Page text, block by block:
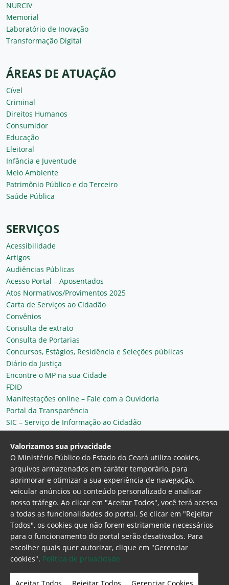
NURCIV
Memorial
Laboratório de Inovação
Transformação Digital
ÁREAS DE ATUAÇÃO
Cível
Criminal
Direitos Humanos
Consumidor
Educação
Eleitoral
Infância e Juventude
Meio Ambiente
Patrimônio Público e do Terceiro
Saúde Pública
SERVIÇOS
Acessibilidade
Artigos
Audiências Públicas
Acesso Portal – Aposentados
Atos Normativos/Provimentos 2025
Carta de Serviços ao Cidadão
Convênios
Consulta de extrato
Consulta de Portarias
Concursos, Estágios, Residência e Seleções públicas
Diário da Justiça
Encontre o MP na sua Cidade
FDID
Manifestações online – Fale com a Ouvidoria
Portal da Transparência
SIC – Serviço de Informação ao Cidadão
Plantão MP do Ceará
Secretaria Geral
Ministério Público do Estado do Ceará
Procuradoria Geral de Justiça Av. Gen. Afonso
Albuquerque Lima, 130 - Cambeba - CEP:
60.822-325 - Fortaleza, Ceará. Brasil
Valorizamos sua privacidade
O Ministério Público do Estado do Ceará utiliza cookies,
arquivos armazenados em caráter temporário, para
aprimorar e otimizar a sua experiência de navegação,
veicular anúncios ou conteúdo personalizado e analisar
nosso tráfego. Ao clicar em "Aceitar Todos", você terá acesso
a todas as funcionalidades do portal. Se clicar em "Rejeitar
Todos", os cookies que não forem estritamente necessários
para o funcionamento do portal serão desativados. Para
escolher quais quer autorizar, clique em "Gerenciar
cookies". Politica de privacidade